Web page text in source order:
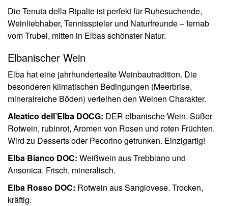
Die Tenuta della Ripalte ist perfekt für Ruhesuchende,
Weinliebhaber, Tennisspieler und Naturfreunde – fernab
vom Trubel, mitten in Elbas schönster Natur.
Elbanischer Wein
Elba hat eine jahrhundertealte Weinbautradition. Die
besonderen klimatischen Bedingungen (Meerbrise,
mineralreiche Böden) verleihen den Weinen Charakter.
Aleatico dell’Elba DOCG: DER elbanische Wein. Süßer
Rotwein, rubinrot, Aromen von Rosen und roten Früchten.
Wird zu Desserts oder Pecorino getrunken. Einzigartig!
Elba Bianco DOC: Weißwein aus Trebbiano und
Ansonica. Frisch, mineralisch.
Elba Rosso DOC: Rotwein aus Sangiovese. Trocken,
kräftig.